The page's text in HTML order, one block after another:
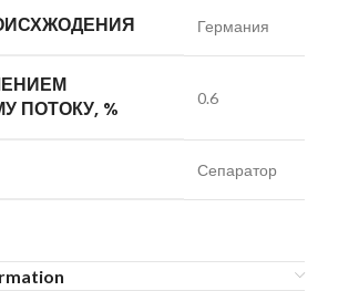
Германия
ПОТОКУ, %
0.6
Сепаратор